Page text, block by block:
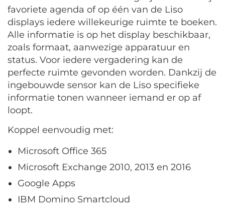
favoriete agenda of op één van de Liso
displays iedere willekeurige ruimte te boeken.
Alle informatie is op het display beschikbaar,
zoals formaat, aanwezige apparatuur en
status. Voor iedere vergadering kan de
perfecte ruimte gevonden worden. Dankzij de
ingebouwde sensor kan de Liso specifieke
informatie tonen wanneer iemand er op af
loopt.
Koppel eenvoudig met:
Microsoft Office 365
Microsoft Exchange 2010, 2013 en 2016
Google Apps
IBM Domino Smartcloud